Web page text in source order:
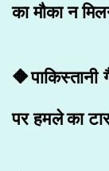
का मौका न
पर हमले का